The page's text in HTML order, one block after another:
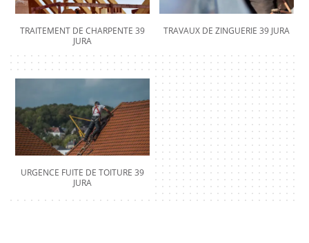
TRAITEMENT DE CHARPENTE 39
JURA
TRAVAUX DE ZINGUERIE 39 JURA
URGENCE FUITE DE TOITURE 39
JURA